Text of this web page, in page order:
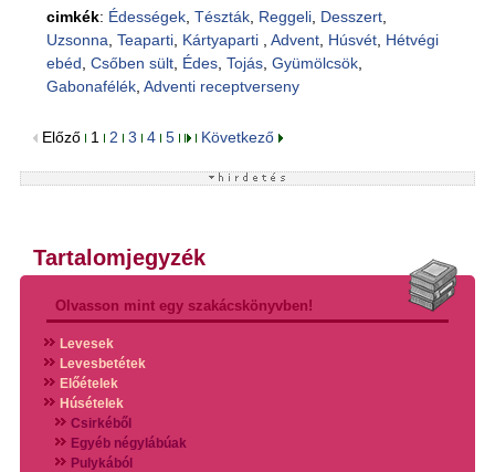
cimkék: Édességek, Tészták, Reggeli, Desszert,
Uzsonna Teaparti, Kártyaparti Advent, Húsvét, Hétvégi
ebéd Csőben sült, Édes, Tojás, Gyümölcsök,
Gabonafélék, Adventi receptverseny
Előző 1 2 3 4 5 Következő
Tartalomjegyzék
Olvasson mint egy szakácskönyvben!
Levesek
Levesbetétek
Előételek
Húsételek
Csirkéből
Egyéb négylábúak
Pulykából